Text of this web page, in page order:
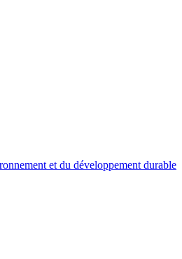
et du développement durable